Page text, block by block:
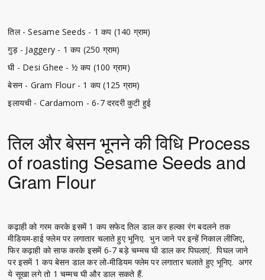
तिल - Sesame Seeds - 1 कप (140 ग्राम)
गुड़ - Jaggery - 1 कप (250 ग्राम)
घी - Desi Ghee - ½ कप (100 ग्राम)
बेसन - Gram Flour - 1 कप (125 ग्राम)
इलायची - Cardamom - 6-7 दरदरी कुटी हुई
तिल और बेसन भूनने की विधि Process
of roasting Sesame Seeds and
Gram Flour
कढ़ाही को गरम करके इसमें 1 कप सफेद तिल डाल कर हल्का रंग बदलने तक
मीडियम-हाई फ्लेम पर लगातार चलाते हुए भूनिए. भुन जाने पर इन्हें निकाल लीजिए,
फिर कढ़ाही को साफ करके इसमें 6-7 बड़े चम्मच घी डाल कर पिघलाएं. पिघल जाने
पर इसमें 1 कप बेसन डाल कर लो-मीडियम फ्लेम पर लगातार चलाते हुए भूनिए. अगर
ये सूखा लगे तो 1 चम्मच घी और डाल सकते हैं.